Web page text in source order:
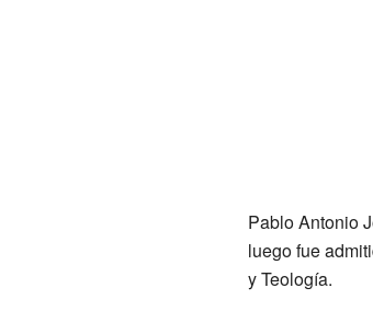
Pablo Antonio
luego fue
y Teología.